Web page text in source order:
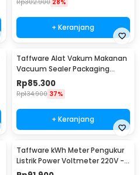
Rp302.900 28%
+ Keranjang
Taffware Alat Vakum Makanan
Vacuum Sealer Packaging
Machine with Bag - HF-001
Rp85.300
Rp134.900 37%
+ Keranjang
Taffware kWh Meter Pengukur
Listrik Power Voltmeter 220V -
DDS667